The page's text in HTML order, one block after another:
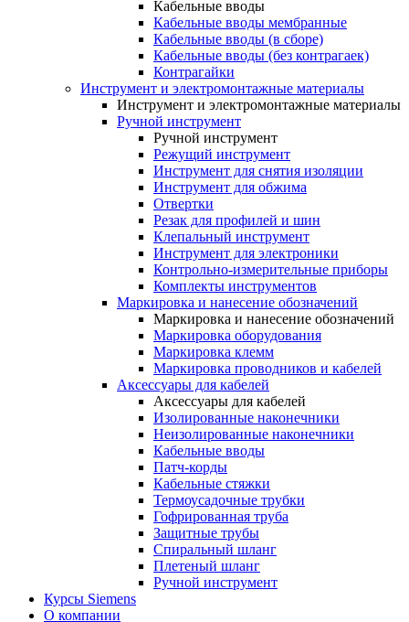
Кабельные вводы
Кабельные вводы мембранные
Кабельные вводы (в сборе)
Кабельные вводы (без контрагаек)
Контрагайки
Инструмент и электромонтажные материалы
Инструмент и электромонтажные материалы
Ручной инструмент
Ручной инструмент
Режущий инструмент
Инструмент для снятия изоляции
Инструмент для обжима
Отвертки
Резак для профилей и шин
Клепальный инструмент
Инструмент для электроники
Контрольно-измерительные приборы
Комплекты инструментов
Маркировка и нанесение обозначений
Маркировка и нанесение обозначений
Маркировка оборудования
Маркировка клемм
Маркировка проводников и кабелей
Аксессуары для кабелей
Аксессуары для кабелей
Изолированные наконечники
Неизолированные наконечники
Кабельные вводы
Патч-корды
Кабельные стяжки
Термоусадочные трубки
Гофрированная труба
Защитные трубы
Спиральный шланг
Плетеный шланг
Ручной инструмент
Курсы Siemens
О компании